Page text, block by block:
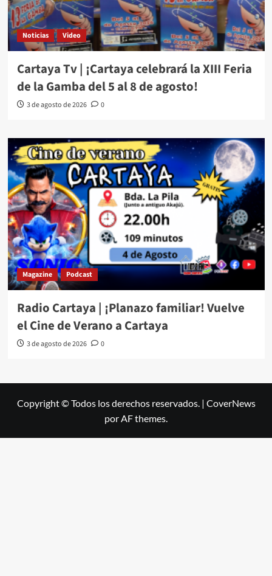
Noticias Video
Cartaya Tv | ¡Cartaya celebrará la XIII Feria
de la Gamba del 5 al 8 de agosto!
3 de agosto de 2026 0
Magazine Podcast
Radio Cartaya | ¡Planazo familiar! Vuelve
el Cine de Verano a Cartaya
3 de agosto de 2026 0
Copyright © Todos los derechos reservados. | CoverNews
por AF themes.